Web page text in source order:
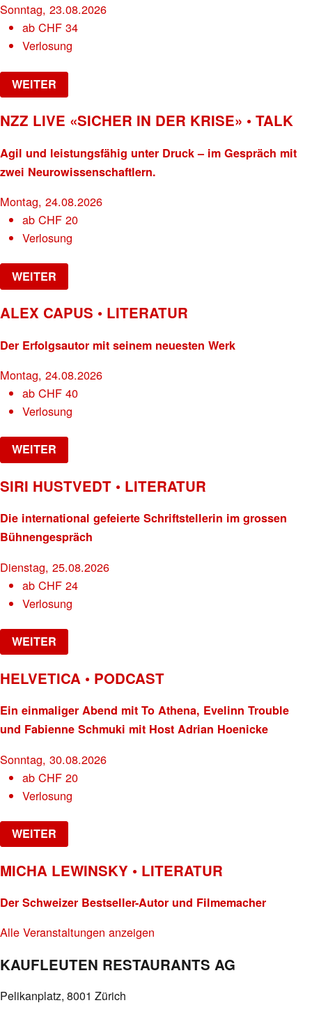
Sonntag, 23.08.2026
abCHF 34
Verlosung
WEITER
NZZ LIVE «SICHER IN DER KRISE» • TALK
Agil und leistungsfähig unter Druck – im Gespräch mit
zwei Neurowissenschaftlern.
Montag, 24.08.2026
abCHF 20
Verlosung
WEITER
ALEX CAPUS • LITERATUR
Der Erfolgsautor mit seinem neuesten Werk
Montag, 24.08.2026
abCHF 40
Verlosung
WEITER
SIRI HUSTVEDT • LITERATUR
Die international gefeierte Schriftstellerin im grossen
Bühnengespräch
Dienstag, 25.08.2026
abCHF 24
Verlosung
WEITER
HELVETICA • PODCAST
Ein einmaliger Abend mit To Athena, Evelinn Trouble
und Fabienne Schmuki mit Host Adrian Hoenicke
Sonntag, 30.08.2026
abCHF 20
Verlosung
WEITER
MICHA LEWINSKY • LITERATUR
Der Schweizer Bestseller-Autor und Filmemacher
Alle Veranstaltungen anzeigen
KAUFLEUTEN RESTAURANTS AG
Pelikanplatz, 8001 Zürich